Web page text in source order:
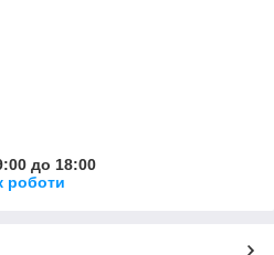
до 18:00
роботи